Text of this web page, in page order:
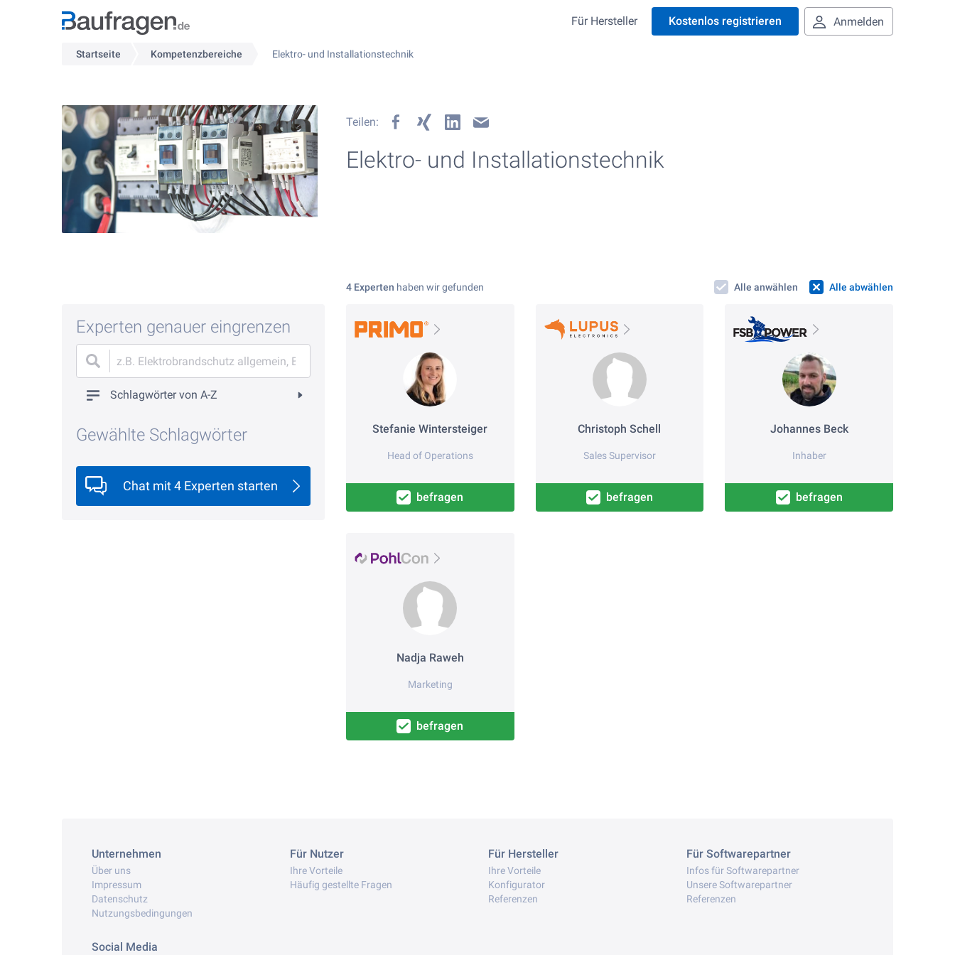
Für Hersteller Kostenlos registrieren Anmelden
Startseite Kompetenzbereiche Elektro- und Installationstechnik
Teilen:
Elektro- und Installationstechnik
Experten genauer eingrenzen
Schlagwörter von A-Z
Gewählte Schlagwörter
Chat mit 4 Experten starten
4 Experten haben wir gefunden Alle anwählen Alle abwählen
Stefanie Wintersteiger
Head of Operations
befragen
Christoph Schell
Sales Supervisor
befragen
Johannes Beck
Inhaber
befragen
Nadja Raweh
Marketing
befragen
Unternehmen
Über uns
Impressum
Datenschutz
Nutzungsbedingungen
Für Nutzer
Ihre Vorteile
Häufig gestellte Fragen
Für Hersteller
Ihre Vorteile
Konfigurator
Referenzen
Für Softwarepartner
Infos für Softwarepartner
Unsere Softwarepartner
Referenzen
Social Media